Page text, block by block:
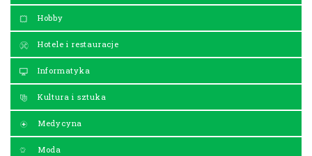
Hobby
Hotele i restauracje
Informatyka
Kultura i sztuka
Medycyna
Moda